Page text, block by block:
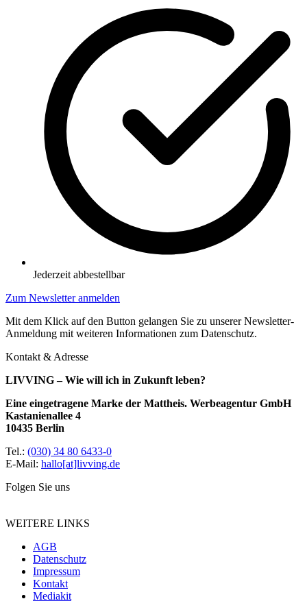
Jederzeit abbestellbar
Zum Newsletter anmelden
Mit dem Klick auf den Button gelangen Sie zu unserer Newsletter-
Anmeldung mit weiteren Informationen zum Datenschutz.
Kontakt & Adresse
LIVVING – Wie will ich in Zukunft leben?
Eine eingetragene Marke der Mattheis. Werbeagentur GmbH
Kastanienallee 4
10435 Berlin
Tel.: (030) 34 80 6433-0
E-Mail: hallo[at]livving.de
Folgen Sie uns
WEITERE LINKS
AGB
Datenschutz
Impressum
Kontakt
Mediakit